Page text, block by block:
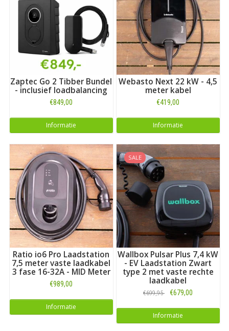
Zaptec Go 2 Tibber Bundel
- inclusief loadbalancing
€849,00
Informatie
Webasto Next 22 kW - 4,5
meter kabel
€419,00
Informatie
Ratio io6 Pro Laadstation
7,5 meter vaste laadkabel
3 fase 16-32A - MID Meter
€989,00
Informatie
SALE
Wallbox Pulsar Plus 7,4 kW
- EV Laadstation Zwart
type 2 met vaste rechte
laadkabel
€699,95 €679,00
Informatie